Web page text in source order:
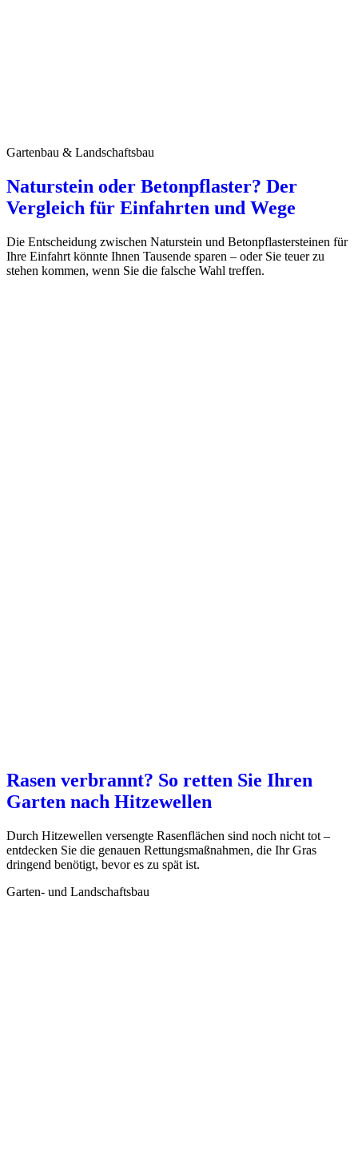
Gartenbau & Landschaftsbau
Naturstein oder Betonpflaster? Der
Vergleich für Einfahrten und Wege
Die Entscheidung zwischen Naturstein und Betonpflastersteinen für
Ihre Einfahrt könnte Ihnen Tausende sparen – oder Sie teuer zu
stehen kommen, wenn Sie die falsche Wahl treffen.
Rasen verbrannt? So retten Sie Ihren
Garten nach Hitzewellen
Durch Hitzewellen versengte Rasenflächen sind noch nicht tot –
entdecken Sie die genauen Rettungsmaßnahmen, die Ihr Gras
dringend benötigt, bevor es zu spät ist.
Garten- und Landschaftsbau